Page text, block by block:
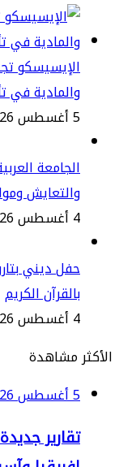
تجمع
في تأريخ
العربية
ومواجهة
ديني بتارودانت
الكريم
جديدة